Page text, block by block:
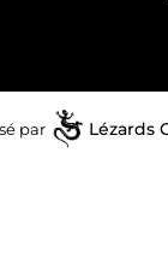
par Lézards